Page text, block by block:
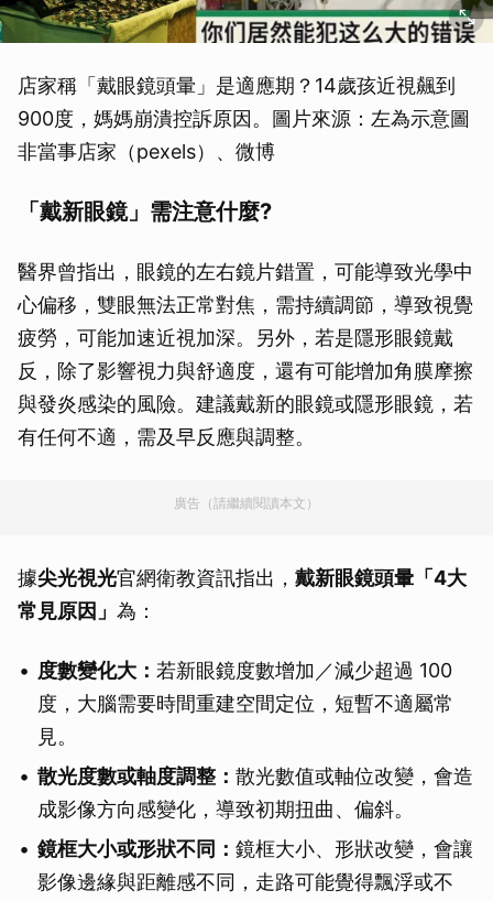
店家稱「戴眼鏡頭暈」是適應期？14歲孩近視飆到
900度，媽媽崩潰控訴原因。圖片來源：左為示意圖
非當事店家（pexels）、微博
「戴新眼鏡」需注意什麼?
醫界曾指出，眼鏡的左右鏡片錯置，可能導致光學中
心偏移，雙眼無法正常對焦，需持續調節，導致視覺
疲勞，可能加速近視加深。另外，若是隱形眼鏡戴
反，除了影響視力與舒適度，還有可能增加角膜摩擦
與發炎感染的風險。建議戴新的眼鏡或隱形眼鏡，若
有任何不適，需及早反應與調整。
廣告（請繼續閱讀本文）
據尖光視光官網衛教資訊指出， 戴新眼鏡頭暈「4大
常見原因」 為：
度數變化大： 若新眼鏡度數增加／減少超過 100
度，大腦需要時間重建空間定位，短暫不適屬常
見。
散光度數或軸度調整： 散光數值或軸位改變，會造
成影像方向感變化，導致初期扭曲、偏斜。
鏡框大小或形狀不同： 鏡框大小、形狀改變，會讓
影像邊緣與距離感不同，走路可能覺得飄浮或不